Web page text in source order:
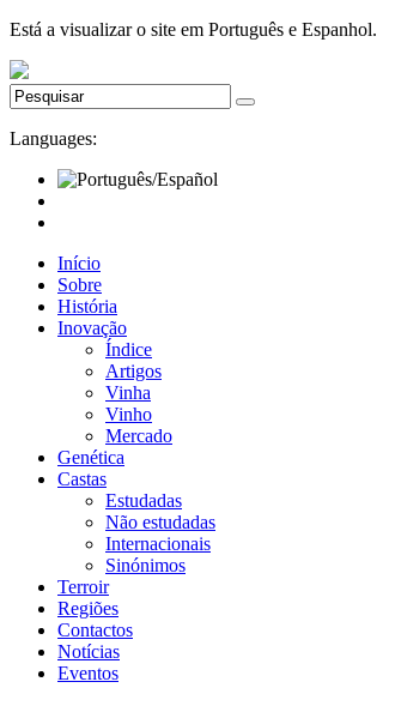
Está a visualizar o site em Português e Espanhol.
Languages:
Início
Sobre
História
Inovação
Índice
Artigos
Vinha
Vinho
Mercado
Genética
Castas
Estudadas
Não estudadas
Internacionais
Sinónimos
Terroir
Regiões
Contactos
Notícias
Eventos